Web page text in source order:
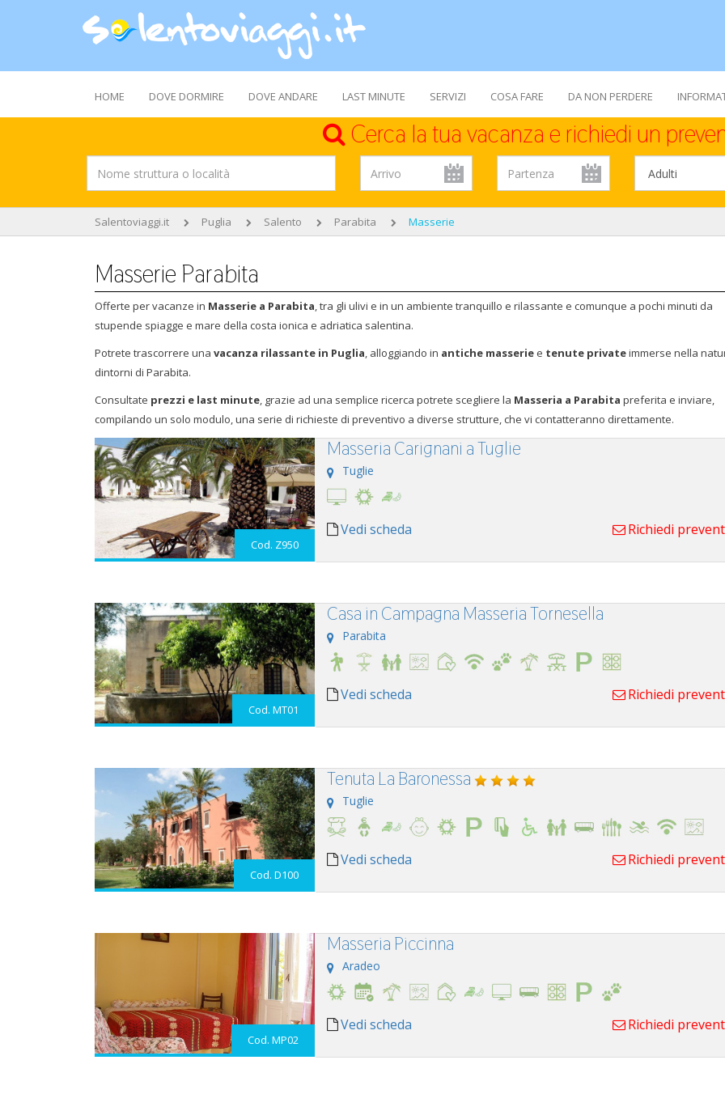
HOME DOVE DORMIRE DOVE ANDARE LAST MINUTE SERVIZI COSA FARE DA NON PERDERE
Cerca la tua vacanza e richiedi un
Salentoviaggi.it Puglia Salento Parabita Masserie
Masserie Parabita
Offerte per vacanze in Masserie a Parabita, tra gli ulivi e in un ambiente tranquillo e rilassante e comunque a pochi minuti da
stupende spiagge e mare della costa ionica e adriatica salentina.
Potrete trascorrere una vacanza rilassante in Puglia, alloggiando in antiche masserie e tenute privateimmerse nella
dintorni di Parabita.
Consultate prezzi e last minute, grazie ad una semplice ricerca potrete scegliere la Masseria a Parabita preferita e inviare,
compilando un solo modulo, una serie di richieste di preventivo a diverse strutture, che vi contatteranno direttamente.
Cod. Z950
Masseria Carignani a Tuglie
Tuglie
Vedi scheda Richiedi
Cod. MT01
Casa in Campagna Masseria Tornesella
Parabita
Vedi scheda Richiedi
Cod. D100
Tenuta La Baronessa
Tuglie
Vedi scheda Richiedi
Cod. MP02
Masseria Piccinna
Aradeo
Vedi scheda Richiedi